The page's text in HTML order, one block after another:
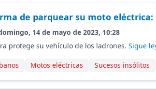
de parquear su moto eléctrica:
14 de mayo de 2023, 10:28
protege su vehículo de los ladrones. Sigue
Motos eléctricas Sucesos insólitos